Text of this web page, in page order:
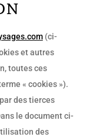
(ci-
et autres
toutes ces
« cookies »).
des tierces
le document ci-
des